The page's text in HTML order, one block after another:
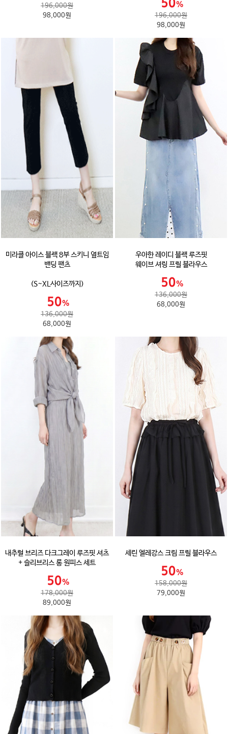
196,000원
98,000원
196,000원
98,000원
미라클 아이스 블랙 8부 스키니 옆트임
밴딩 팬츠
(S~XL사이즈까지)
136,000원
68,000원
우아한 레이디 블랙 루즈핏
웨이브 셔링 프릴 블라우스
136,000원
68,000원
내추럴 브리즈 다크그레이 루즈핏 셔츠
+ 슬리브리스 롱 원피스 세트
178,000원
89,000원
세린 엘레강스 크림 프릴 블라우스
158,000원
79,000원